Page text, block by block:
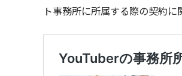
ト事務所に所属する際の契約に